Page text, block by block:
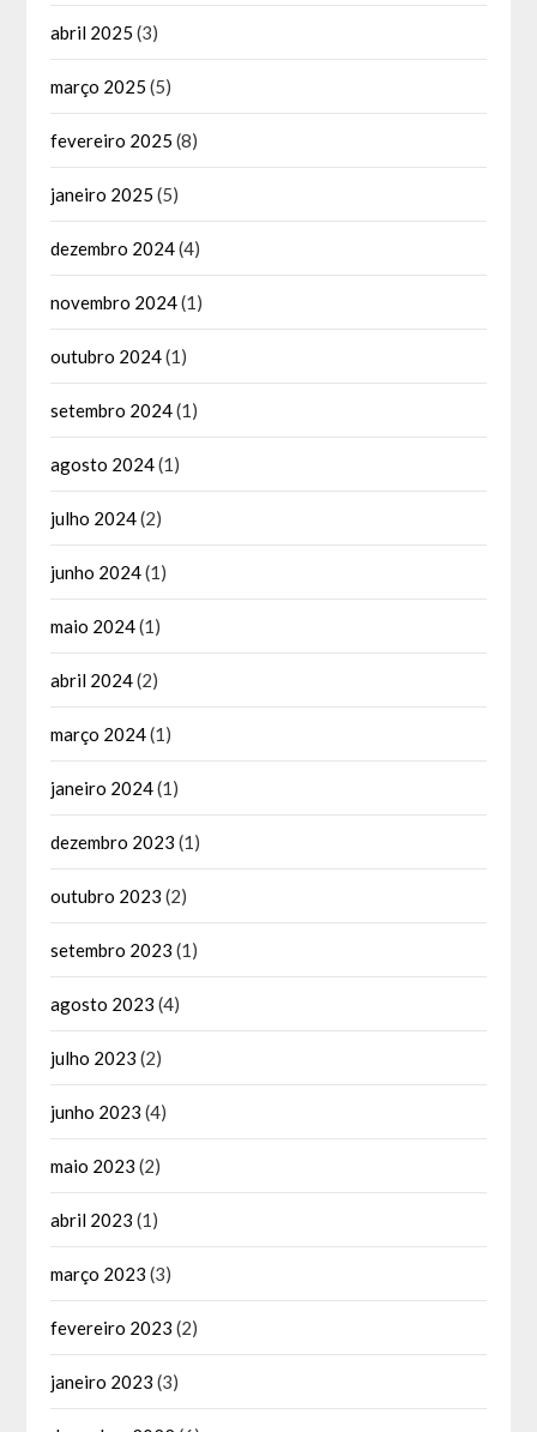
abril 2025 (3)
março 2025 (5)
fevereiro 2025 (8)
janeiro 2025 (5)
dezembro 2024(4)
novembro 2024(1)
outubro 2024(1)
setembro 2024(1)
agosto 2024(1)
julho 2024(2)
junho 2024(1)
maio 2024(1)
abril 2024(2)
março 2024(1)
janeiro 2024(1)
dezembro 2023 (1)
outubro 2023 (2)
setembro 2023 (1)
agosto 2023 (4)
julho 2023 (2)
junho 2023 (4)
maio 2023 (2)
abril 2023 (1)
março 2023 (3)
fevereiro 2023 (2)
janeiro 2023 (3)